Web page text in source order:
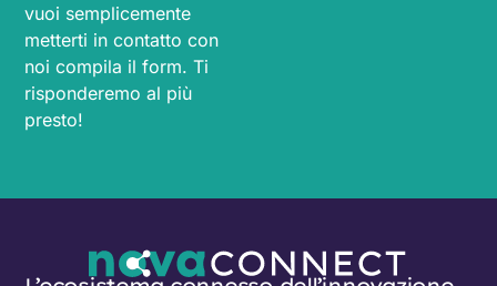
vuoi semplicemente
metterti in contatto con
noi compila il form. Ti
risponderemo al più
presto!